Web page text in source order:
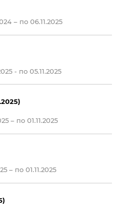
– по 06.11.2025
- по 05.11.2025
– по 01.11.2025
– по 01.11.2025